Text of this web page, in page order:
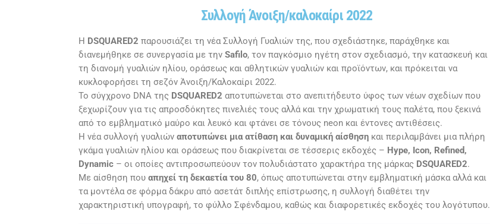
Συλλογή Άνοιξη/καλοκαίρι 2022
Η DSQUARED2 παρουσιάζει τη νέα Συλλογή Γυαλιών της, που σχεδιάστηκε, παράχθηκε και
διανεμήθηκε σε συνεργασία με την Safilo, τον παγκόσμιο ηγέτη στον σχεδιασμό, την κατασκευή και
τη διανομή γυαλιών ηλίου, οράσεως και αθλητικών γυαλιών και προϊόντων, και πρόκειται να
κυκλοφορήσει τη σεζόν Άνοιξη/Καλοκαίρι 2022.
Το σύγχρονο DNA της DSQUARED2 αποτυπώνεται στο ανεπιτήδευτο ύφος των νέων σχεδίων που
ξεχωρίζουν για τις απροσδόκητες πινελιές τους αλλά και την χρωματική τους παλέτα, που ξεκινά
από το εμβληματικό μαύρο και λευκό και φτάνει σε τόνους neon και έντονες αντιθέσεις.
Η νέα συλλογή γυαλιών αποτυπώνει μια ατίθαση και δυναμική αίσθηση και περιλαμβάνει μια πλήρη
γκάμα γυαλιών ηλίου και οράσεως που διακρίνεται σε τέσσερις εκδοχές – Hype, Icon, Refined,
Dynamic – οι οποίες αντιπροσωπεύουν τον πολυδιάστατο χαρακτήρα της μάρκας DSQUARED2.
Με αίσθηση που απηχεί τη δεκαετία του 80, όπως αποτυπώνεται στην εμβληματική μάσκα αλλά και
τα μοντέλα σε φόρμα δάκρυ από ασετάτ διπλής επίστρωσης, η συλλογή διαθέτει την
χαρακτηριστική υπογραφή, το φύλλο Σφένδαμου, καθώς και διαφορετικές εκδοχές του λογότυπου.